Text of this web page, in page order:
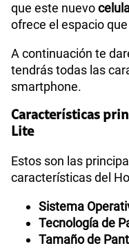
que este nuevo
ofrece el espacio
A continuación te
tendrás todas las
smartphone.
Características
Lite
Estos son las
características del
Sistema
Tecnología de
Tamaño de